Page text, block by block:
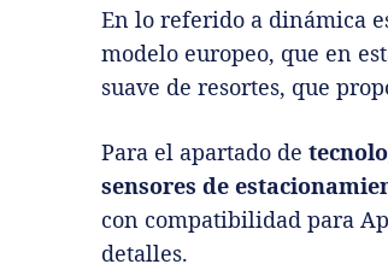
En lo referido a dinámica
modelo europeo, que en
suave de resortes, que
Para el apartado de
sensores de
con compatibilidad para
detalles.